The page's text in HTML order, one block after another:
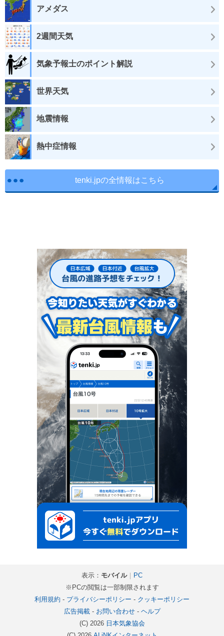
アメダス
2週間天気
気象予報士のポイント解説
世界天気
地震情報
熱中症情報
tenki.jpの全情報はこちら
表示： モバイル｜
PC
※PCの閲覧は一部制限されます
利用規約 - プライバシーポリシー - クッキーポリシー
広告掲載- お問い合わせ- ヘルプ
(C) 2026 日本気象協会